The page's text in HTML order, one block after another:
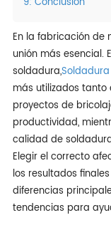
En la fabricación de
unión más esencial.
soldadura,Soldadura
más utilizados
proyectos de
productividad,
calidad de
Elegir el correcto
los resultados
diferencias
tendencias para